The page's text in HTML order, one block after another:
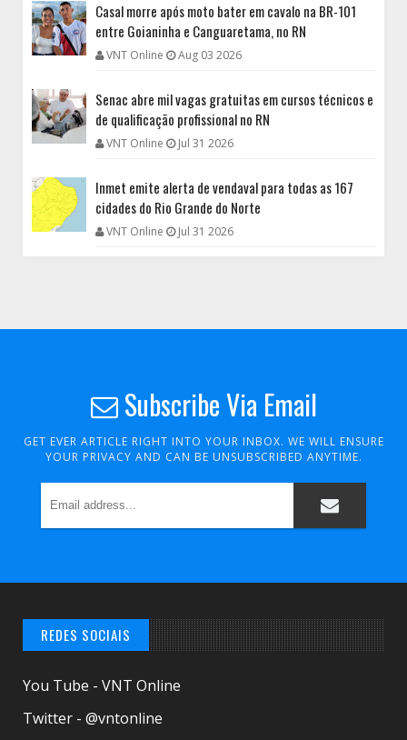
Casal morre após moto bater em cavalo na BR-101
entre Goianinha e Canguaretama, no RN
VNT Online Aug 03 2026
Senac abre mil vagas gratuitas em cursos técnicos e
de qualificação profissional no RN
VNT Online Jul 31 2026
Inmet emite alerta de vendaval para todas as 167
cidades do Rio Grande do Norte
VNT Online Jul 31 2026
Subscribe Via Email
GET EVER ARTICLE RIGHT INTO YOUR INBOX. WE WILL ENSURE
YOUR PRIVACY AND CAN BE UNSUBSCRIBED ANYTIME.
REDES SOCIAIS
You Tube - VNT Online
Twitter - @vntonline